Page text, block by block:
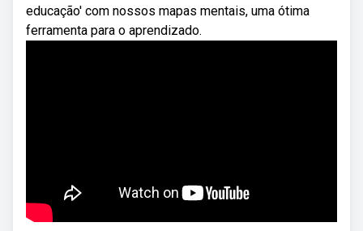
educação' com nossos mapas mentais, uma ótima
ferramenta para o aprendizado.